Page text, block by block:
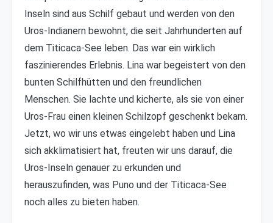
Inseln sind aus Schilf gebaut und werden von den
Uros-Indianern bewohnt, die seit Jahrhunderten auf
dem Titicaca-See leben. Das war ein wirklich
faszinierendes Erlebnis. Lina war begeistert von den
bunten Schilfhütten und den freundlichen
Menschen. Sie lachte und kicherte, als sie von einer
Uros-Frau einen kleinen Schilzopf geschenkt bekam.
Jetzt, wo wir uns etwas eingelebt haben und Lina
sich akklimatisiert hat, freuten wir uns darauf, die
Uros-Inseln genauer zu erkunden und
herauszufinden, was Puno und der Titicaca-See
noch alles zu bieten haben.